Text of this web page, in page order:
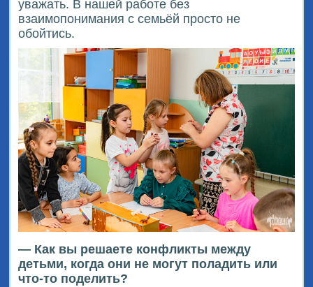
уважать. В нашей работе без
взаимопонимания с семьёй просто не
обойтись.
— Как вы решаете конфликты между
детьми, когда они не могут поладить или
что-то поделить?